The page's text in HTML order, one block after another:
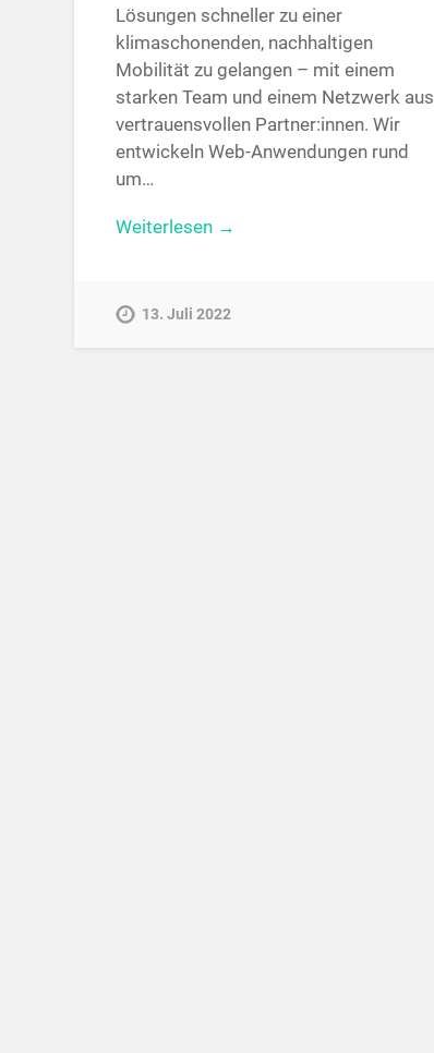
Lösungen schneller zu einer
klimaschonenden, nachhaltigen
Mobilität zu gelangen – mit einem
starken Team und einem Netzwerk aus
vertrauensvollen Partner:innen. Wir
entwickeln Web-Anwendungen rund
um…
Weiterlesen →
13. Juli 2022